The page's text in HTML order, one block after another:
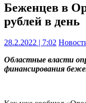
Беженцев в
рублей в день
28.2.2022 | 7:02
Областные власти
финансирования